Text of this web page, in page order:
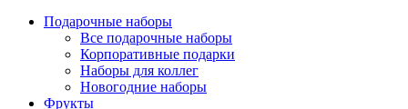
Подарочные наборы
Все подарочные наборы
Корпоративные подарки
Наборы для коллег
Новогодние наборы
Фрукты